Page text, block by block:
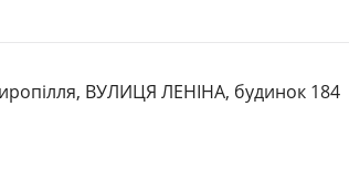
ВУЛИЦЯ ЛЕНІНА, будинок 184